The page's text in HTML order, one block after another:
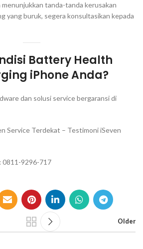
menunjukkan tanda-tanda kerusakan
yang buruk, segera konsultasikan kepada
Battery Health
iPhone Anda?
dan solusi service bergaransi di
Service Terdekat – Testimoni iSeven
0811-9296-717
Older